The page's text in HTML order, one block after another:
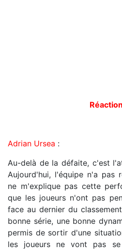
Adrian Ursea :
Au-delà de la défaite, c'est
Aujourd'hui, l'équipe n'a pas
ne m'explique pas cette
que les joueurs n'ont pas
face au dernier du
bonne série, une bonne
permis de sortir d'une
les joueurs ne vont pas